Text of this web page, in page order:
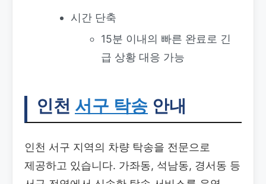
시간 단축
15분 이내의 빠른 완료로 긴
급 상황 대응 가능
인천 서구 탁송 안내
인천 서구 지역의 차량 탁송을 전문으로
제공하고 있습니다. 가좌동, 석남동, 경서동 등